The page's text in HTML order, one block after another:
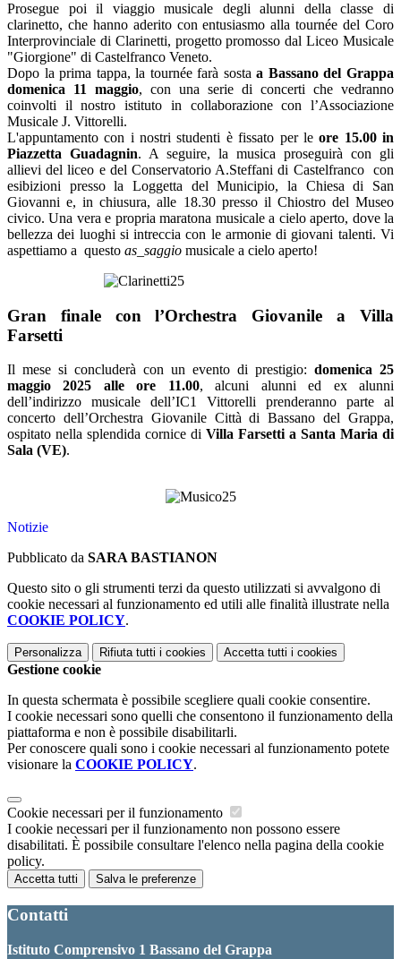
Prosegue poi il viaggio musicale degli alunni della
classe di
clarinetto, che hanno aderito con entusiasmo alla tournée del Coro
Interprovinciale di Clarinetti, progetto promosso dal Liceo Musicale
"Giorgione" di Castelfranco Veneto.
Dopo la prima tappa, la tournée farà sosta a Bassano del Grappa
domenica 11 maggio, con una serie di concerti che vedranno
coinvolti il nostro istituto in collaborazione con l’Associazione
Musicale J. Vittorelli.
L'appuntamento con i nostri studenti è fissato per leore 15.00 in
Piazzetta Guadagnin. A seguire, la musica proseguirà con gli
allievi del liceo e del Conservatorio A.Steffani di Castelfranco con
esibizioni presso la Loggetta del Municipio, la Chiesa di San
Giovanni e, in chiusura, alle 18.30 presso il Chiostro del Museo
civico. Una vera e propria maratona musicale a cielo aperto, dove la
bellezza dei luoghi si intreccia con le armonie di giovani talenti. Vi
aspettiamo a questo as_saggio musicale a cielo aperto!
Gran finale con l’Orchestra Giovanile a Villa
Farsetti
Il mese si concluderà con un evento di prestigio: domenica 25
maggio 2025 alle ore 11.00, alcuni alunni ed ex alunni
dell’indirizzo musicale dell’IC1 Vittorelli prenderanno parte al
concerto dell’Orchestra Giovanile Città di Bassano del Grappa,
ospitato nella splendida cornice di Villa Farsetti a Santa Maria di
Sala (VE).
Notizie
Pubblicato da SARA BASTIANON
Questo sito o gli strumenti terzi da questo utilizzati si avvalgono di
cookie necessari al funzionamento ed utili alle finalità illustrate nella
COOKIE POLICY.
Personalizza Rifiuta tutti i cookies Accetta tutti i cookies
Gestione cookie
In questa schermata è possibile scegliere quali cookie consentire.
I cookie necessari sono quelli che consentono il funzionamento della
piattaforma e non è possibile disabilitarli.
Per conoscere quali sono i cookie necessari al funzionamento potete
visionare la COOKIE POLICY.
Cookie necessari per il funzionamento
I cookie necessari per il funzionamento non possono essere
disabilitati. È possibile consultare l'elenco nella pagina della cookie
policy.
Accetta tutti Salva le preferenze
Contatti
Istituto Comprensivo 1 Bassano del Grappa